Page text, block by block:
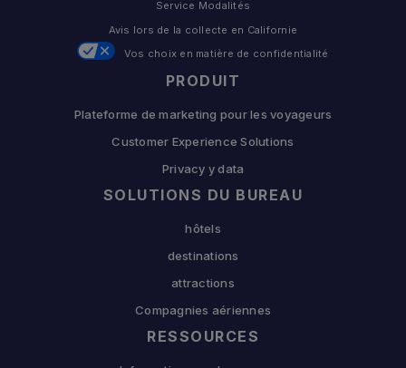
PRODUIT
Plateforme de marketing pour les voyageurs
Customer Experience Solutions
Privacy y data
SOLUTIONS DU BUREAU
hôtels
destinations
attractions
Compagnies aériennes
RESSOURCES
Service Modalités
Avis lors de la collecte en Californie
Vos choix en matière de confidentialité